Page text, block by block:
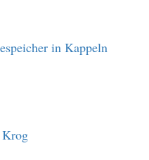
in Kappeln
Krog